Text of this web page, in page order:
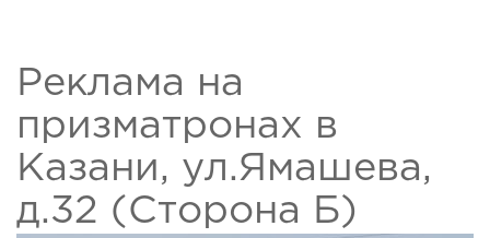
Реклама на
призматронах в
Казани, ул.Ямашева,
д.32 (Сторона Б)